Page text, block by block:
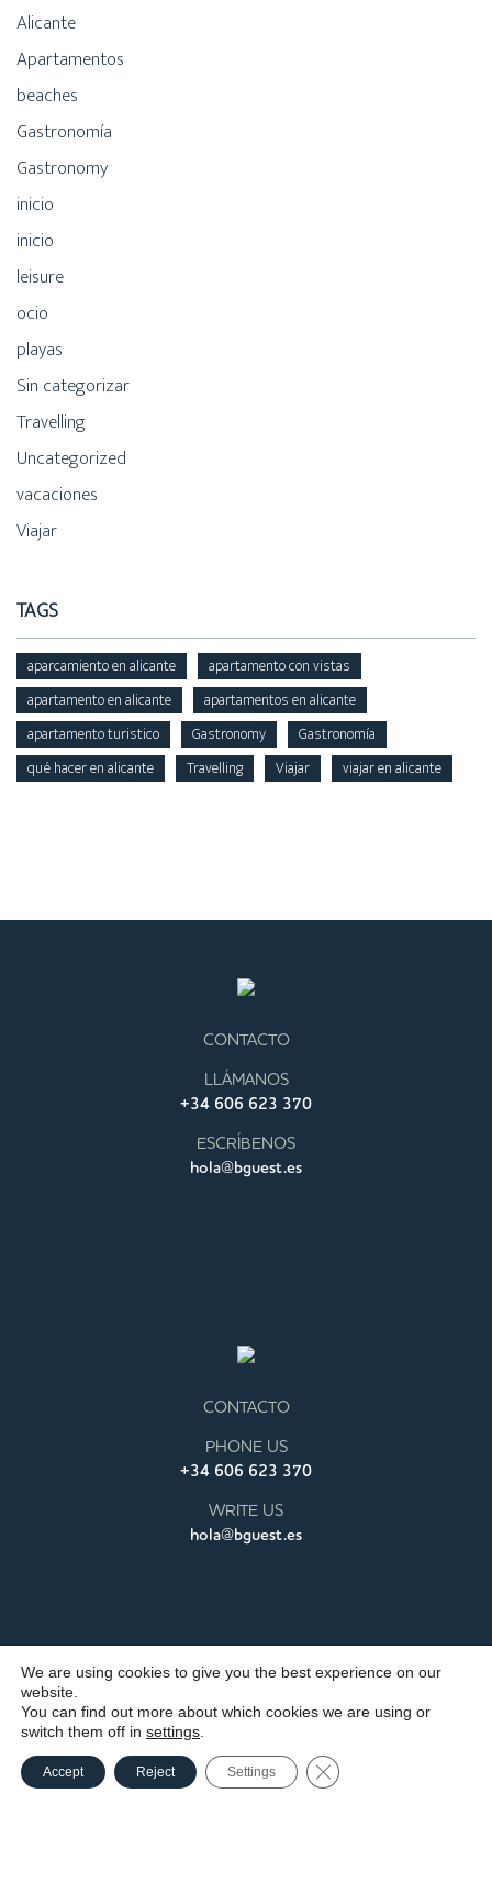
Alicante
Apartamentos
beaches
Gastronomía
Gastronomy
inicio
inicio
leisure
ocio
playas
Sin categorizar
Travelling
Uncategorized
vacaciones
Viajar
TAGS
aparcamiento en alicante
apartamento con vistas
apartamento en alicante
apartamentos en alicante
apartamento turistico
Gastronomy
Gastronomía
qué hacer en alicante
Travelling Viajar viajar en alicante
CONTACTO
LLÁMANOS
+34 606 623 370
ESCRÍBENOS
hola@bguest.es
CONTACTO
PHONE US
+34 606 623 370
WRITE US
hola@bguest.es
Aviso legal/ Política de privacidad/Política de cookies
y condiciones
We are using cookies to give you the best experience on our
website.
You can find out more about which cookies we are using or
switch them off in settings
Accept Reject Settings Close GDPR Cookie